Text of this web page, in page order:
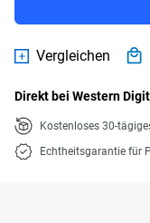
Vergleichen
Direkt bei Western
Kostenloses 30-
Echtheitsgarantie für